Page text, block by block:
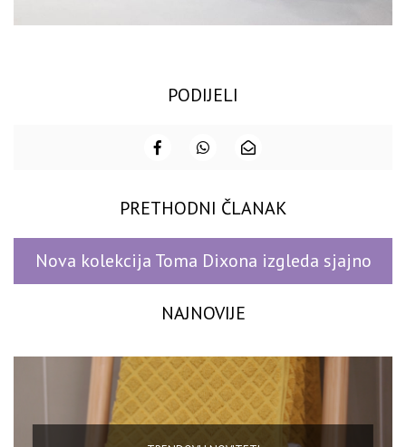
PODIJELI
PRETHODNI ČLANAK
Nova kolekcija Toma Dixona izgleda sjajno
NAJNOVIJE